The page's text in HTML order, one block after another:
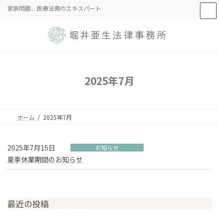
家族問題、医療法務のエキスパート
2025年7月
ホーム 2025年7月
2025年7月15日 お知らせ
夏季休業期間のお知らせ
最近の投稿